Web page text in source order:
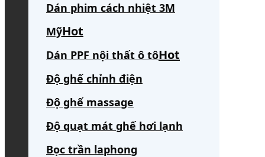
Dán phim cách nhiệt 3M
Mỹ
Dán PPF nội thất ô tô
Độ ghế chỉnh điện
Độ ghế massage
Độ quạt mát ghế hơi lạnh
Bọc trần laphong